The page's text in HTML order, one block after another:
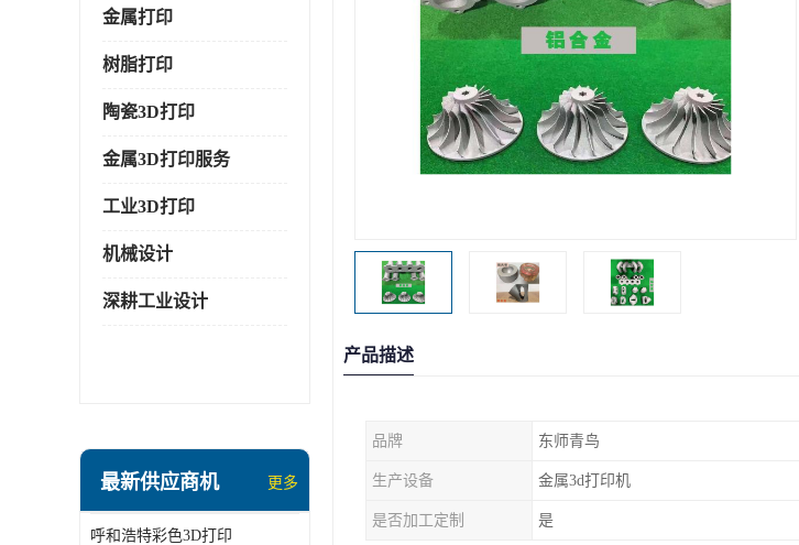
金属打印
树脂打印
陶瓷3D打印
金属3D打印服务
工业3D打印
机械设计
深耕工业设计
最新供应商机 更多
呼和浩特彩色3D打印
产品描述
品牌 东师青鸟
生产设备 金属3d打印机
是否加工定制 是